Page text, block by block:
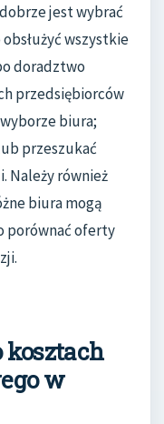
jest wybrać
wszystkie
doradztwo
przedsiębiorców
biura;
przeszukać
Należy również
biura mogą
porównać oferty
kosztach
w